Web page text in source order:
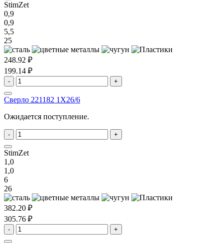
StimZet
0,9
0,9
5,5
25
248.92 ₽
199.14 ₽
- +
Сверло 221182 1X26/6
Ожидается поступление.
- +
StimZet
1,0
1,0
6
26
382.20 ₽
305.76 ₽
- +